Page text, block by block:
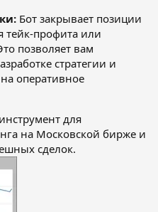
Бот закрывает позиции
тейк-профита или
позволяет вам
стратегии и
оперативное
для
на Московской бирже и
сделок.